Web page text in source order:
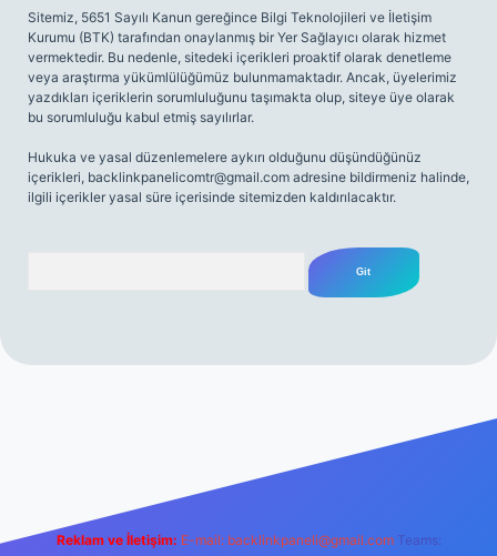
Sitemiz, 5651 Sayılı Kanun gereğince Bilgi Teknolojileri ve İletişim
Kurumu (BTK) tarafından onaylanmış bir Yer Sağlayıcı olarak hizmet
vermektedir. Bu nedenle, sitedeki içerikleri proaktif olarak denetleme
veya araştırma yükümlülüğümüz bulunmamaktadır. Ancak, üyelerimiz
yazdıkları içeriklerin sorumluluğunu taşımakta olup, siteye üye olarak
bu sorumluluğu kabul etmiş sayılırlar.
Hukuka ve yasal düzenlemelere aykırı olduğunu düşündüğünüz
içerikleri, backlinkpanelicomtr@gmail.com adresine bildirmeniz halinde,
ilgili içerikler yasal süre içerisinde sitemizden kaldırılacaktır.
Reklam ve İletişim: E-mail: backlinkpaneli@gmail.com Teams: